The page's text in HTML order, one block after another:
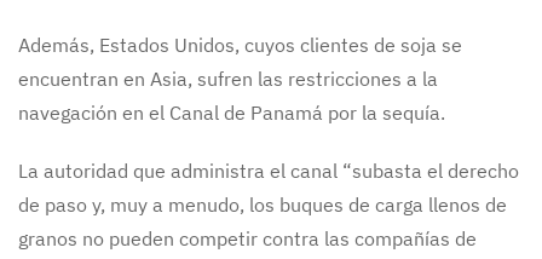
Además, Estados Unidos, cuyos clientes de soja se
encuentran en Asia, sufren las restricciones a la
navegación en el Canal de Panamá por la sequía.
La autoridad que administra el canal “subasta el derecho
de paso y, muy a menudo, los buques de carga llenos de
granos no pueden competir contra las compañías de